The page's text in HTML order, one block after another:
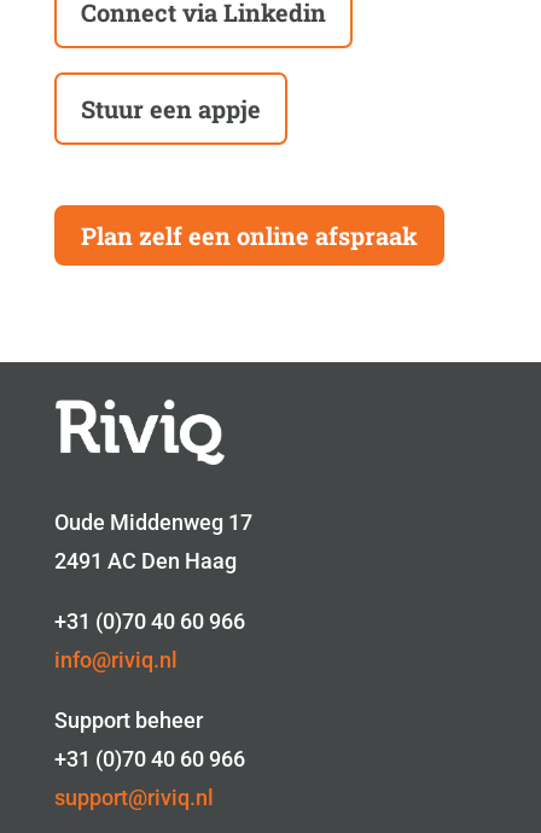
Connect via Linkedin
Stuur een appje
Plan zelf een online afspraak
Oude Middenweg 17
2491 AC Den Haag
+31 (0)70 40 60 966
info@riviq.nl
Support beheer
+31 (0)70 40 60 966
support@riviq.nl